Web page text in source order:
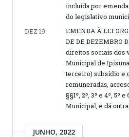
incluída por
do legislativo
DEZ 19
EMENDA À LEI
DE DE DEZEMBRO
direitos sociais dos
Municipal de
terceiro) subsídio e
remuneradas,
§§1º, 2º, 3º e 4º, 5º
Municipal, e dá
JUNHO, 2022